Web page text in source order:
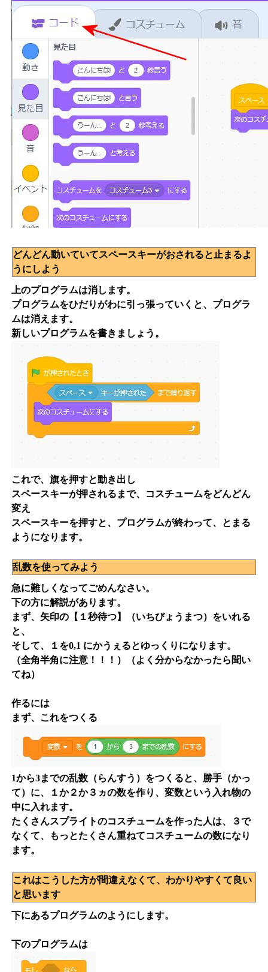
どんどん動いていてスペースキーがおされると止まるよ
うにしよう
上のプログラムは消します。
プログラムをひだりがわに引っ張っていくと、プログラ
ムは消えます。
新しいプログラムを書きましょう。
これで、旗を押すと動き出し
スペースキーが押されるまで、コスチュームをどんどん
変え
スペースキーを押すと、プログラムが終わって、とまる
ようになります。
乱数を使ってみよう
急に難しくなってごめんなさい。
下の方に解説があります。
まず、矢印の【１秒待つ】（いちびょうまつ）をいれる
と、
そして、１を0,1 にかうぇるとゆっくりになります。
（全角半角に注意！！！）（よく分からなかったら聞い
てね）
作るには
まず、これをつくる
1から3までの乱数（らんすう）をつくると、勝手（かっ
て）に、１か２か３ヵの数を作り、変数という入れ物の
中に入れます。
たくさんスプライトのコスチュームを作った人は、３で
なくて、もっとたくさん重ねてコスチュームの数になり
ます。
これはこうした方が間違えなくて、わかりやすくて良い
と思います
下にあるプログラムのようにします。
下のプログラムは